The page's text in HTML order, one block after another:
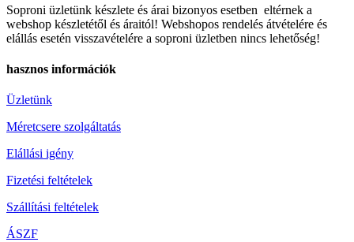
Soproni üzletünk készlete és árai bizonyos esetben eltérnek a
webshop készletétől és áraitól! Webshopos rendelés átvételére és
elállás esetén visszavételére a soproni üzletben nincs lehetőség!
hasznos információk
Üzletünk
Méretcsere szolgáltatás
Elállási igény
Fizetési feltételek
Szállítási feltételek
ÁSZF